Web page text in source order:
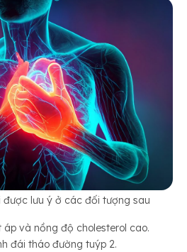
được lưu ý ở các đối tượng sau
áp và nồng độ cholesterol cao.
đái tháo đường tuýp 2.